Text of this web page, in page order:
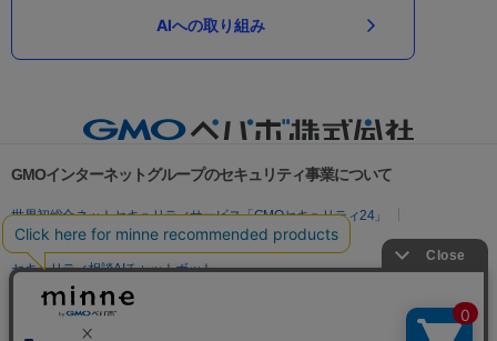
AIへの取り組み
GMOインターネットグループのセキュリティ事業について
世界初総合ネットセキュリティサービス「GMOセキュリティ24」
パスワード漏洩診断
Webサイトリスク診断
セキュリティ相談AIチャットボット
実在証明・盗聴対策